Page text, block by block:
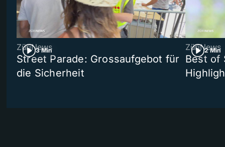
3 Min
ZüriNews
Street Parade: Grossaufgebot für
die Sicherheit
2 Min
ZüriNews
Best of